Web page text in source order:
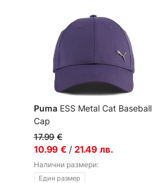
Puma ESS Metal Cat Baseball
Cap
Шапка
17.99 €
10.99 € / 21.49 лв.
Налични размери:
Един размер